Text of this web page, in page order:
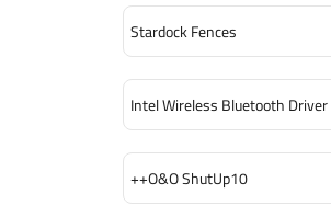
Stardock Fences
Intel Wireless Bluetooth Driver
O&O ShutUp10++